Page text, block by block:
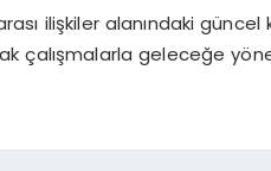
ilişkiler alanındaki güncel
çalışmalarla geleceğe